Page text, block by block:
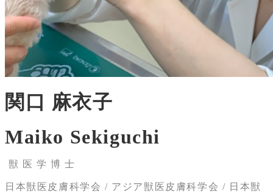
関口 麻衣子
Maiko Sekiguchi
獣 医 学 博 士
日本獣医皮膚科学会 / アジア獣医皮膚科学会 / 日本獣